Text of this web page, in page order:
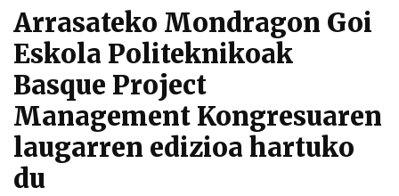
Arrasateko Mondragon Goi
Eskola Politeknikoak
Basque Project
Management Kongresuaren
laugarren edizioa hartuko
du